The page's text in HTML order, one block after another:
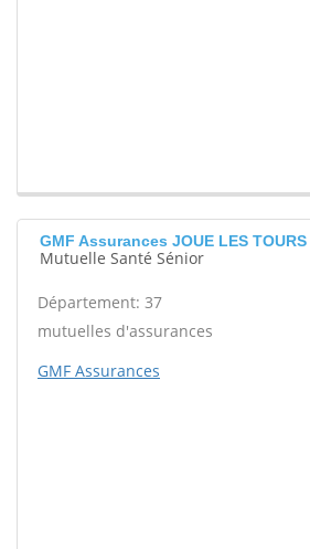
GMF Assurances JOUE LES TOURS
Mutuelle Santé Sénior
Département: 37
mutuelles d'assurances
GMF Assurances